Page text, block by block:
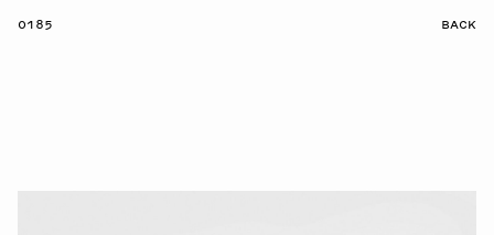
BACK
0185